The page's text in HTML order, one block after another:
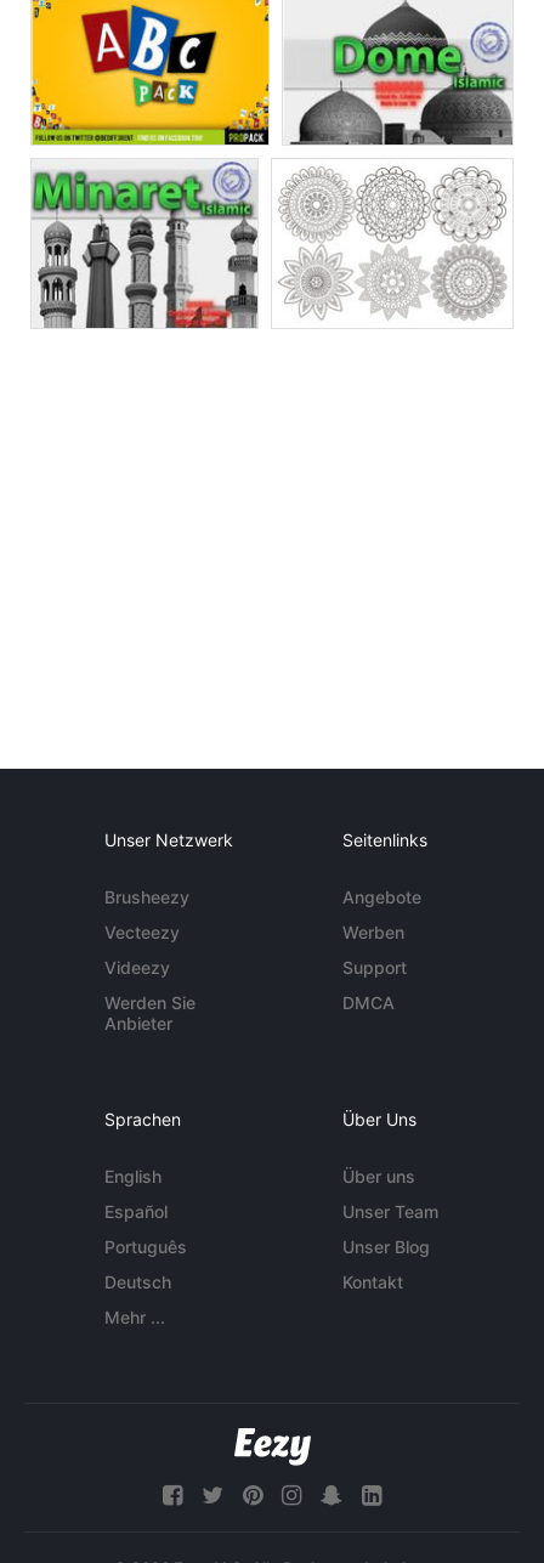
Unser Netzwerk
Brusheezy
Vecteezy
Videezy
Werden Sie
Anbieter
Seitenlinks
Angebote
Werben
Support
DMCA
Sprachen
English
Español
Português
Deutsch
Mehr ...
Über Uns
Über uns
Unser Team
Unser Blog
Kontakt